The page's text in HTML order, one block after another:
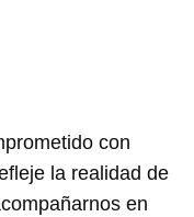
con
la realidad de
en